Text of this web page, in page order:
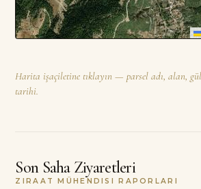
Harita işaçiletine tıklayın — parsel adı, alan,
tarihi.
Son Saha Ziyaretleri
ZIRAAT MÜHENDISI RAPORLARI